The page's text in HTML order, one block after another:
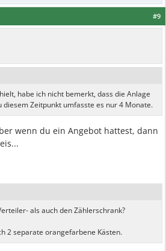
#9
habe ich nicht bemerkt, dass die Anlage
diesem Zeitpunkt umfasste es nur 4 Monate.
wenn du ein Angebot hattest, dann
als auch den Zählerschrank?
2 separate orangefarbene Kästen.